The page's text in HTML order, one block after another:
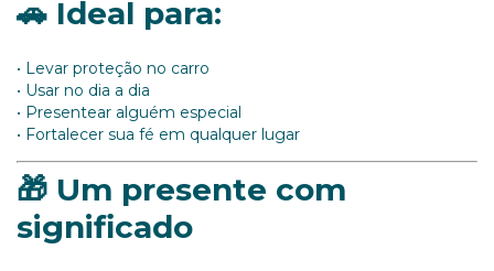
🚗 Ideal para:
• Levar proteção no carro
• Usar no dia a dia
• Presentear alguém especial
• Fortalecer sua fé em qualquer lugar
🎁 Um presente com
significado